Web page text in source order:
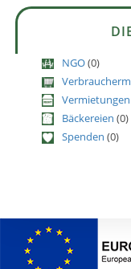
NGO(0)
Vermietungen
Bäckereien (0)
Spenden (0)